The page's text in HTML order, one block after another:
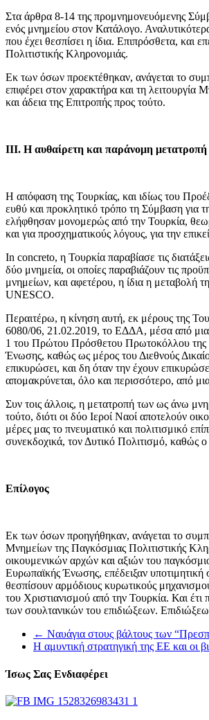
Στα άρθρα 8-14 της προμνημονευόμενης
ενός μνημείου στον Κατάλογο.
που έχει θεσπίσει η ίδια. Επιπρόσθετα, και
Πολιτιστικής Κληρονομιάς.
Εκ των όσων προεκτέθηκαν, ανάγεται το
επιφέρει στον χαρακτήρα και τη λειτουργία
και άδεια της Επιτροπής προς τούτο.
ΙΙΙ. Η αυθαίρετη και παράνομη
Η απόφαση της Τουρκίας, και ιδίως του
ευθύ και προκλητικό τρόπο τη Σύμβαση για
ελήφθησαν μονομερώς από την Τουρκία,
και για προσχηματικούς λόγους, για την
In concreto, η Τουρκία παραβίασε τις
δύο μνημεία, οι οποίες παραβιάζουν τις
μνημείων, και αφετέρου, η ίδια η μεταβολή
UNESCO.
Περαιτέρω, η κίνηση αυτή, εκ μέρους της
6080/06, 21.02.2019, το ΕΔΔΑ, μέσα από μια
1 του Πρώτου Πρόσθετου Πρωτοκόλλου της
Ένωσης, καθώς ως μέρος του Διεθνούς
επικυρώσει, και δη όταν την έχουν
απομακρύνεται, όλο και περισσότερο,
Συν τοις άλλοις, η μετατροπή των ως άνω
τούτο, διότι οι δύο Ιεροί Ναοί αποτελούν
μέρες μας το πνευματικό και πολιτισμικό
συνεκδοχικά, τον Δυτικό Πολιτισμό, καθώς
Επίλογος
Εκ των όσων προηγήθηκαν, ανάγεται το
Μνημείων της Παγκόσμιας Πολιτιστικής
οικουμενικών αρχών και αξιών του
Ευρωπαϊκής Ένωσης, επέδειξαν
θεσπίσουν αρμόδιους κυρωτικούς
του Χριστιανισμού από την Τουρκία. Και
των σουλτανικών του επιδιώξεων.
← Ναυάγια στους βάλτους των
Η αμυντική στρατηγική της ΕΕ και οι
Ίσως Σας Ενδιαφέρει